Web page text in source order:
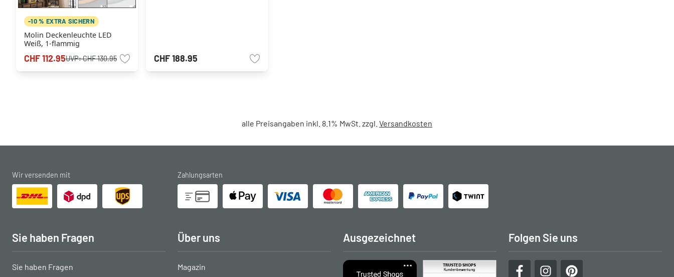
-10 % EXTRA SICHERN
Molin Deckenleuchte LED
Weiß, 1-flammig
CHF 112.95UVP:CHF 130.95 CHF 188.95
alle Preisangaben inkl. 8.1% MwSt. zzgl. Versandkosten
Wir versenden mit Zahlungsarten
Sie haben Fragen
Sie haben Fragen
Über uns
Magazin
Ausgezeichnet Folgen Sie uns